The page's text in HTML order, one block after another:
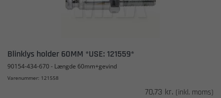
Blinklys holder 60MM *USE: 121559*
90154-434-670 - Længde 60mm+gevind
Varenummer: 121558
70,73 kr. (inkl. moms)